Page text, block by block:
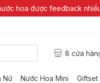
hoa được feedback
8 cửa
Nữ Nước Hoa Mini Giftset